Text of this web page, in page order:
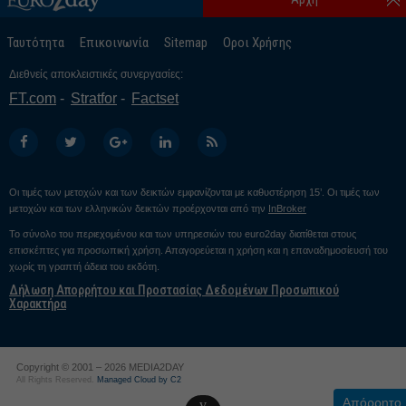
Ταυτότητα Επικοινωνία Sitemap Οροι Χρήσης
Διεθνείς αποκλειστικές συνεργασίες:
FT.com Stratfor Factset
Οι τιμές των μετοχών και των δεικτών εμφανίζονται με καθυστέρηση 15’. Οι τιμές των
μετοχών και των ελληνικών δεικτών προέρχονται από την InBroker
Το σύνολο του περιεχομένου και των υπηρεσιών του euro2day διατίθεται στους
επισκέπτες για προσωπική χρήση. Απαγορεύεται η χρήση και η επαναδημοσίευσή του
χωρίς τη γραπτή άδεια του εκδότη.
Δήλωση Απορρήτου και Προστασίας Δεδομένων Προσωπικού
Χαρακτήρα
Copyright © 2001 – 2026 MEDIA2DAY
All Rights Reserved. Managed Cloud by C2
Απόρρητο